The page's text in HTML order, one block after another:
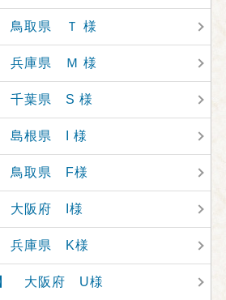
鳥取県 Ｔ 様
兵庫県 Ｍ 様
千葉県 S 様
島根県 I 様
鳥取県 F様
大阪府 I様
兵庫県 K様
】 大阪府 U様